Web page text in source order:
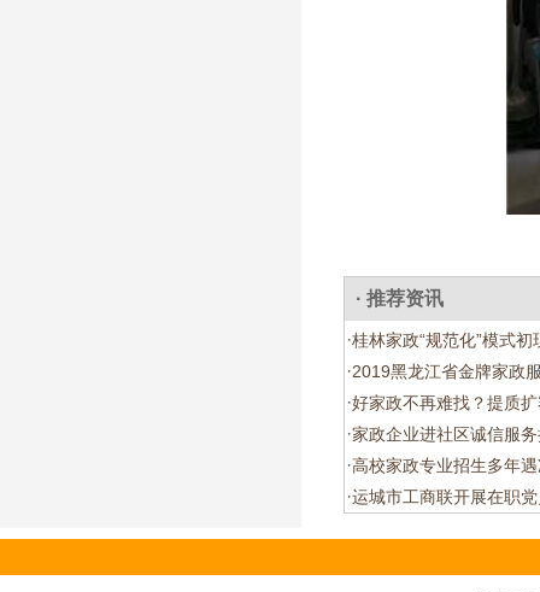
· 推荐资讯
·桂林家政“规范化”模式
·2019黑龙江省金牌家政
·好家政不再难找？提质
·家政企业进社区诚信服
·高校家政专业招生多年
·运城市工商联开展在职